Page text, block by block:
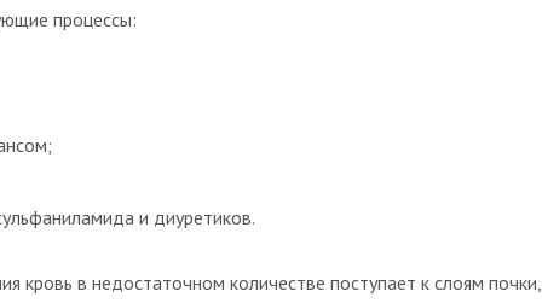
процессы:
и диуретиков.
кровь в недостаточном количестве поступает к слоям почки,